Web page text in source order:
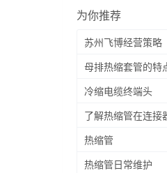
为你推荐
苏州飞博经营策略
母排热缩套管的特
冷缩电缆终端头
了解热缩管在连接
热缩管
热缩管日常维护